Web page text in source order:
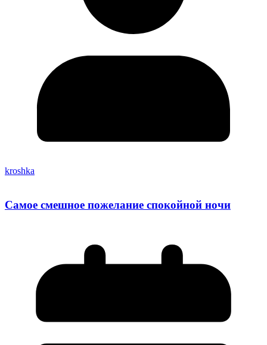
kroshka
Самое смешное пожелание спокойной ночи